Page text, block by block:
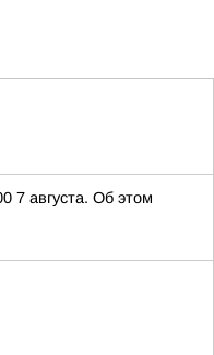
7 августа. Об этом